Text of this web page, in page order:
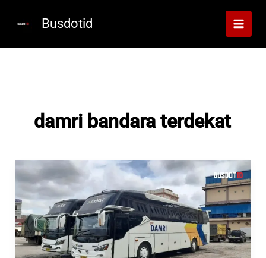
Busdotid
damri bandara terdekat